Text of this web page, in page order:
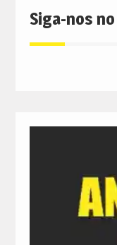
Siga-nos